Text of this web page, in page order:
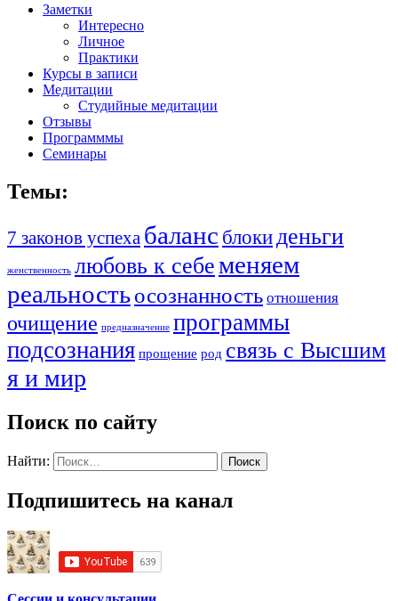
Заметки
Интересно
Личное
Практики
Курсы в записи
Медитации
Студийные медитации
Отзывы
Программмы
Семинары
Темы:
7 законов успеха баланс блокиденьги
женственность любовь к себеменяем
реальностьосознанность отношения
очищение предназначение программы
подсознания прощение род связь с Высшим
я и мир
Поиск по сайту
Найти:
Подпишитесь на канал